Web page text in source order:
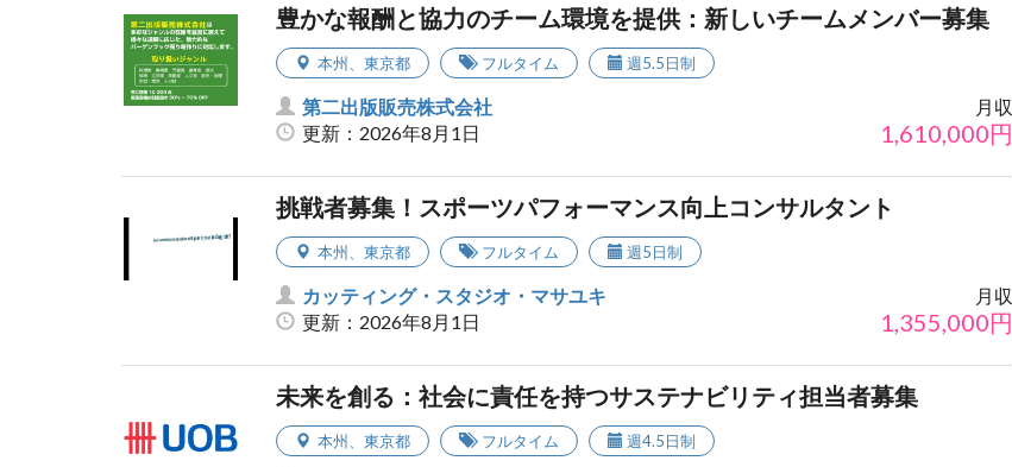
豊かな報酬と協力のチーム環境を提供：新しいチームメンバー募集
本州、 東京都 フルタイム 週5.5日制
第二出版販売株式会社
更新：2026年8月1日
月収
1,610,000円
挑戦者募集！スポーツパフォーマンス向上コンサルタント
本州、 東京都 フルタイム 週5日制
カッティング・スタジオ・マサユキ
更新：2026年8月1日
月収
1,355,000円
未来を創る：社会に責任を持つサステナビリティ担当者募集
本州、 東京都 フルタイム 週4.5日制